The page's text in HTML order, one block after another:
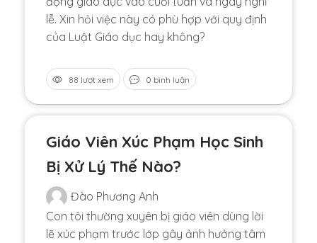
lễ. Xin hỏi việc này có phù hợp với quy định
của Luật Giáo dục hay không?
88 lượt xem 0 bình luận
Giáo Viên Xúc Phạm Học Sinh
Bị Xử Lý Thế Nào?
Đào Phương Anh
Con tôi thường xuyên bị giáo viên dùng lời
lẽ xúc phạm trước lớp gây ảnh hưởng tâm